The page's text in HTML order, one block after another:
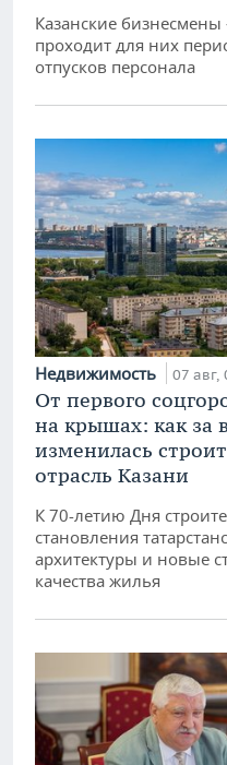
Казанские
проходит для них
отпусков персонала
Недвижимость 07 авг,
От первого
на крышах: как за
изменилась
отрасль Казани
К 70-летию Дня
становления
архитектуры и новые
качества жилья